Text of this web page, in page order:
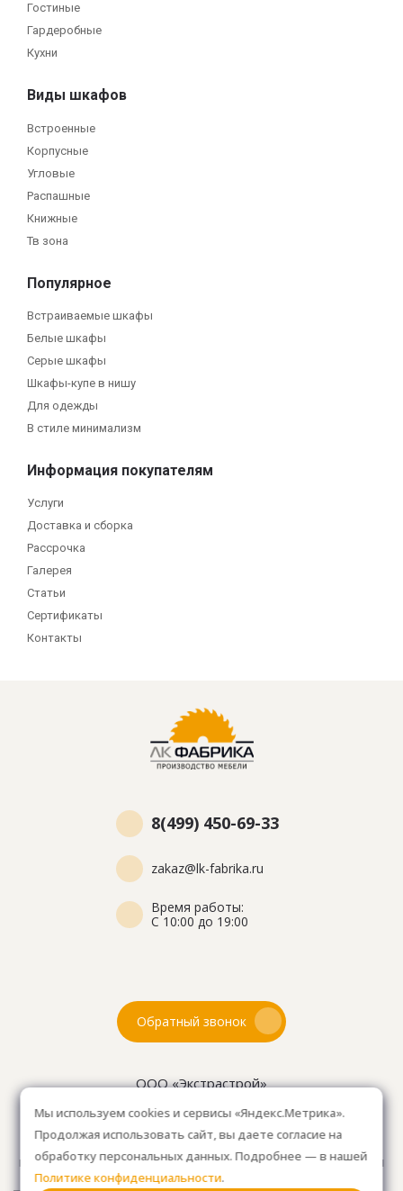
Гостиные
Гардеробные
Кухни
Виды шкафов
Встроенные
Корпусные
Угловые
Распашные
Книжные
Тв зона
Популярное
Встраиваемые шкафы
Белые шкафы
Серые шкафы
Шкафы-купе в нишу
Для одежды
В стиле минимализм
Информация покупателям
Услуги
Доставка и сборка
Рассрочка
Галерея
Статьи
Сертификаты
Контакты
8(499) 450-69-33
zakaz@lk-fabrika.ru
Время работы:
С 10:00 до 19:00
Обратный звонок
ООО «Экстрастрой»
ОГРН 1157746804753
Как проехать: 15км от Мкад, в среднем 10-15 мин. на
машине.Для клиентов без авто, оплачиваем такси
от м. Анино.
Мы используем cookies и сервисы «Яндекс.Метрика».
Продолжая использовать сайт, вы даете согласие на
обработку персональных данных. Подробнее — в нашей
Политике конфиденциальности.